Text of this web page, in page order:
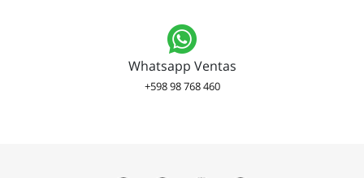
Whatsapp Ventas
+598 98 768 460